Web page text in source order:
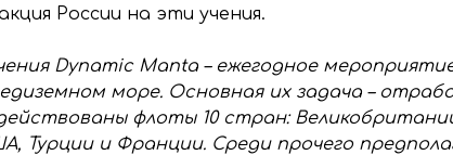
России на эти учения.
Dynamic Manta – ежегодное
море. Основная их задача –
флоты 10 стран:
Турции и Франции. Среди прочего